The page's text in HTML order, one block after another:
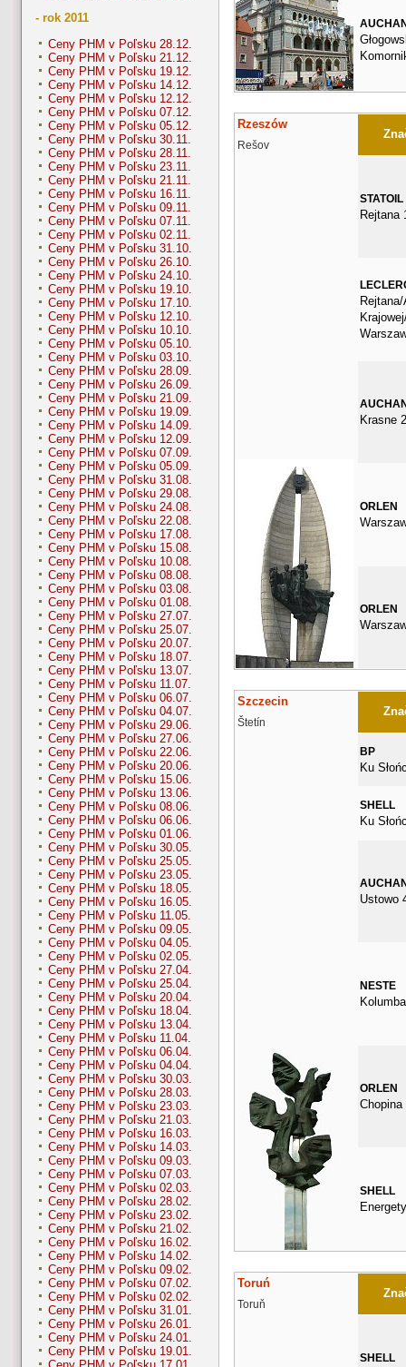
- rok 2011
Ceny PHM v Poľsku 28.12.
Ceny PHM v Poľsku 21.12.
Ceny PHM v Poľsku 19.12.
Ceny PHM v Poľsku 14.12.
Ceny PHM v Poľsku 12.12.
Ceny PHM v Poľsku 07.12.
Ceny PHM v Poľsku 05.12.
Ceny PHM v Poľsku 30.11.
Ceny PHM v Poľsku 28.11.
Ceny PHM v Poľsku 23.11.
Ceny PHM v Poľsku 21.11.
Ceny PHM v Poľsku 16.11.
Ceny PHM v Poľsku 09.11.
Ceny PHM v Poľsku 07.11.
Ceny PHM v Poľsku 02.11.
Ceny PHM v Poľsku 31.10.
Ceny PHM v Poľsku 26.10.
Ceny PHM v Poľsku 24.10.
Ceny PHM v Poľsku 19.10.
Ceny PHM v Poľsku 17.10.
Ceny PHM v Poľsku 12.10.
Ceny PHM v Poľsku 10.10.
Ceny PHM v Poľsku 05.10.
Ceny PHM v Poľsku 03.10.
Ceny PHM v Poľsku 28.09.
Ceny PHM v Poľsku 26.09.
Ceny PHM v Poľsku 21.09.
Ceny PHM v Poľsku 19.09.
Ceny PHM v Poľsku 14.09.
Ceny PHM v Poľsku 12.09.
Ceny PHM v Poľsku 07.09.
Ceny PHM v Poľsku 05.09.
Ceny PHM v Poľsku 31.08.
Ceny PHM v Poľsku 29.08.
Ceny PHM v Poľsku 24.08.
Ceny PHM v Poľsku 22.08.
Ceny PHM v Poľsku 17.08.
Ceny PHM v Poľsku 15.08.
Ceny PHM v Poľsku 10.08.
Ceny PHM v Poľsku 08.08.
Ceny PHM v Poľsku 03.08.
Ceny PHM v Poľsku 01.08.
Ceny PHM v Poľsku 27.07.
Ceny PHM v Poľsku 25.07.
Ceny PHM v Poľsku 20.07.
Ceny PHM v Poľsku 18.07.
Ceny PHM v Poľsku 13.07.
Ceny PHM v Poľsku 11.07.
Ceny PHM v Poľsku 06.07.
Ceny PHM v Poľsku 04.07.
Ceny PHM v Poľsku 29.06.
Ceny PHM v Poľsku 27.06.
Ceny PHM v Poľsku 22.06.
Ceny PHM v Poľsku 20.06.
Ceny PHM v Poľsku 15.06.
Ceny PHM v Poľsku 13.06.
Ceny PHM v Poľsku 08.06.
Ceny PHM v Poľsku 06.06.
Ceny PHM v Poľsku 01.06.
Ceny PHM v Poľsku 30.05.
Ceny PHM v Poľsku 25.05.
Ceny PHM v Poľsku 23.05.
Ceny PHM v Poľsku 18.05.
Ceny PHM v Poľsku 16.05.
Ceny PHM v Poľsku 11.05.
Ceny PHM v Poľsku 09.05.
Ceny PHM v Poľsku 04.05.
Ceny PHM v Poľsku 02.05.
Ceny PHM v Poľsku 27.04.
Ceny PHM v Poľsku 25.04.
Ceny PHM v Poľsku 20.04.
Ceny PHM v Poľsku 18.04.
Ceny PHM v Poľsku 13.04.
Ceny PHM v Poľsku 11.04.
Ceny PHM v Poľsku 06.04.
Ceny PHM v Poľsku 04.04.
Ceny PHM v Poľsku 30.03.
Ceny PHM v Poľsku 28.03.
Ceny PHM v Poľsku 23.03.
Ceny PHM v Poľsku 21.03.
Ceny PHM v Poľsku 16.03.
Ceny PHM v Poľsku 14.03.
Ceny PHM v Poľsku 09.03.
Ceny PHM v Poľsku 07.03.
Ceny PHM v Poľsku 02.03.
Ceny PHM v Poľsku 28.02.
Ceny PHM v Poľsku 23.02.
Ceny PHM v Poľsku 21.02.
Ceny PHM v Poľsku 16.02.
Ceny PHM v Poľsku 14.02.
Ceny PHM v Poľsku 09.02.
Ceny PHM v Poľsku 07.02.
Ceny PHM v Poľsku 02.02.
Ceny PHM v Poľsku 31.01.
Ceny PHM v Poľsku 26.01.
Ceny PHM v Poľsku 24.01.
Ceny PHM v Poľsku 19.01.
Rzeszów
Rešov
STATOIL
Rejtana
Krasne
ORLEN
ORLEN
Szczecin
Štetín
BP
Ku
SHELL
Ku
Ustowo
NESTE
ORLEN
Chopina
SHELL
Toruń
Toruň
SHELL